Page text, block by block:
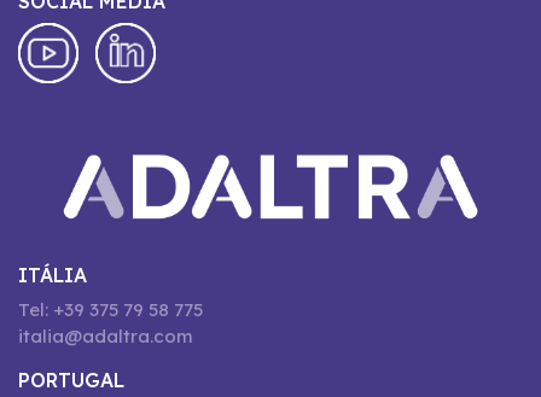
ITÁLIA
Tel: +39 375 79 58 775
italia@adaltra.com
PORTUGAL